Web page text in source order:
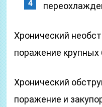
Хронический
поражение крупных
Хронический
поражение и